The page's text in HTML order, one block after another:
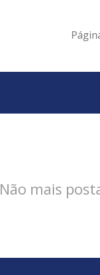
Não mais